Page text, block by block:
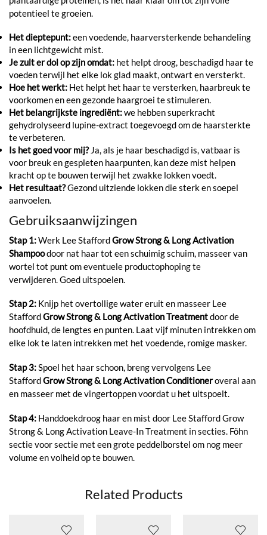
potentieel te groeien.
Het dieptepunt:een voedende, haarversterkende behandeling
in een lichtgewicht mist.
Je zult er dol op zijn omdat: het helpt droog, beschadigd haar te
voeden terwijl het elke lok glad maakt, ontwart en versterkt.
Hoe het werkt: Het helpt het haar te versterken, haarbreuk te
voorkomen en een gezonde haargroei te stimuleren.
Het belangrijkste ingrediënt:we hebben superkracht
gehydrolyseerd lupine-extract toegevoegd om de haarsterkte
te verbeteren.
Is het goed voor mij? Ja, als je haar beschadigd is, vatbaar is
voor breuk en gespleten haarpunten, kan deze mist helpen
kracht op te bouwen terwijl het zwakke lokken voedt.
Het resultaat?Gezond uitziende lokken die sterk en soepel
aanvoelen.
Gebruiksaanwijzingen
Stap 1:Werk Lee StaffordGrow Strong & Long Activation
Shampoodoor nat haar tot een schuimig schuim, masseer van
wortel tot punt om eventuele productophoping te
verwijderen. Goed uitspoelen.
Stap 2: Knijp het overtollige water eruit en masseer Lee
StaffordGrow Strong & Long Activation Treatmentdoor de
hoofdhuid, de lengtes en punten. Laat vijf minuten intrekken om
elke lok te laten intrekken met het voedende, romige masker.
Stap 3:Spoel het haar schoon, breng vervolgens Lee
StaffordGrow Strong & Long Activation Conditioneroveral aan
en masseer met de vingertoppen voordat u het uitspoelt.
Stap 4: Handdoekdroog haar en mist door Lee Stafford Grow
Strong & Long Activation Leave-In Treatment in secties. Föhn
sectie voor sectie met een grote peddelborstel om nog meer
volume en volheid op te bouwen.
Related Products